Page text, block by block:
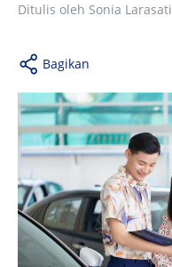
Ditulis oleh Sonia Larasati
Bagikan